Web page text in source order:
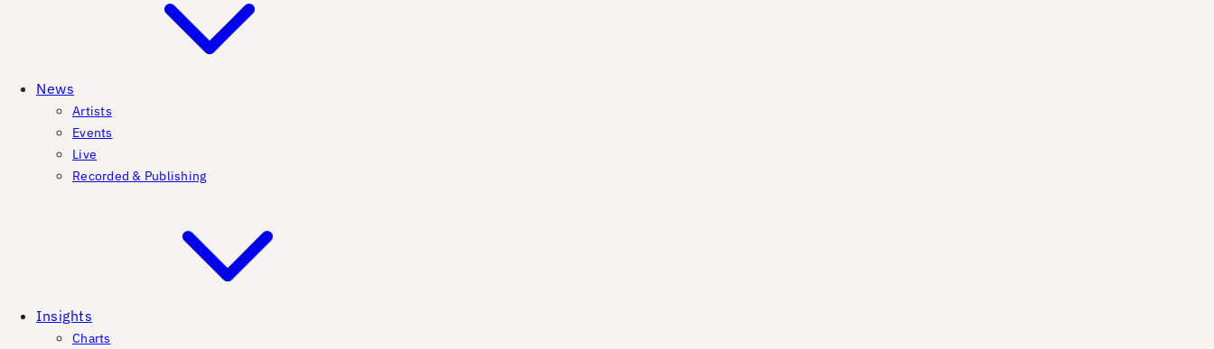
News
Artists
Events
Live
Recorded & Publishing
Insights
Charts